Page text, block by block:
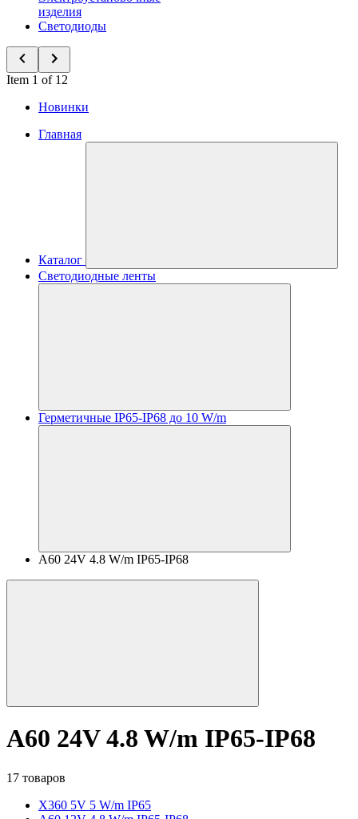
изделия
Светодиоды
Item 1 of 12
Новинки
Главная
Каталог
Светодиодные ленты
Герметичные IP65-IP68 до 10 W/m
A60 24V 4.8 W/m IP65-IP68
A60 24V 4.8 W/m IP65-IP68
17 товаров
X360 5V 5 W/m IP65